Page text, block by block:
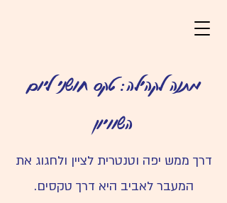
מתנה לקהילה: טקס חושני ליום
השוויון
דרך ממש יפה וטנטרית לציין ולחגוג את
המעבר לאביב היא דרך טקסים.